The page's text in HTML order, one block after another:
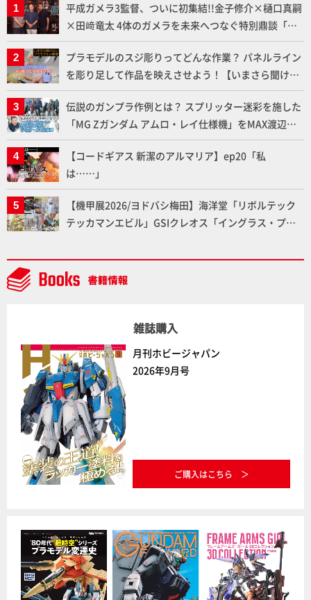
平成ガメラ3監督、ついに初集結!!金子修介×樋口真嗣
×田﨑竜太 4体のガメラを未来へつなぐ特別鼎談「ガ
メラ永久保存化プロジェクト FINAL」
プラモデルのスジ彫りってどんな作業？ パネルライン
を彫り足して作品を映えさせよう！【いまさら聞けな
いプラモデルの基礎：スジ彫りとパネルライン】
伝説のガンプラ作例とは？ スプリッター迷彩を施した
「MG Zガンダム アムロ・レイ仕様機」をMAX渡辺が
ふたたび塗る!!【試し読み】
【コードギアス 新潔のアルマリア】ep20「私
は……」
【機甲展2026/ヨドバシ梅田】海洋堂「リボルテック
テッカマンエビル」GSIクレオス「イングラス・プラ
ファイン「TANK KONG2」など最新メカアイテム展示
レポート【Side B】
雑誌購入
月刊ホビージャパン
2026年9月号
ご購入はこちら